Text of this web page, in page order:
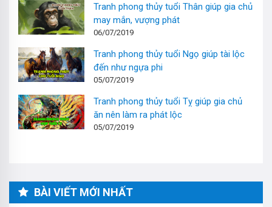
Tranh phong thủy tuổi Thân giúp gia chủ
may mắn, vượng phát
06/07/2019
Tranh phong thủy tuổi Ngọ giúp tài lộc
đến như ngựa phi
05/07/2019
Tranh phong thủy tuổi Tỵ giúp gia chủ
ăn nên làm ra phát lộc
05/07/2019
BÀI VIẾT MỚI NHẤT